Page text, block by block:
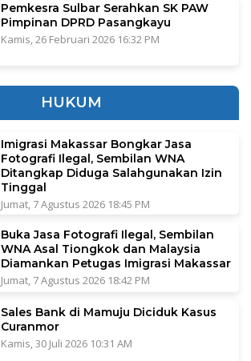
Pemkesra Sulbar Serahkan SK PAW
Pimpinan DPRD Pasangkayu
Kamis, 26 Februari 2026 16:32 PM
HUKUM
Imigrasi Makassar Bongkar Jasa
Fotografi Ilegal, Sembilan WNA
Ditangkap Diduga Salahgunakan Izin
Tinggal
Jumat, 7 Agustus 2026 18:45 PM
Buka Jasa Fotografi Ilegal, Sembilan
WNA Asal Tiongkok dan Malaysia
Diamankan Petugas Imigrasi Makassar
Jumat, 7 Agustus 2026 18:42 PM
Sales Bank di Mamuju Diciduk Kasus
Curanmor
Kamis, 30 Juli 2026 10:31 AM